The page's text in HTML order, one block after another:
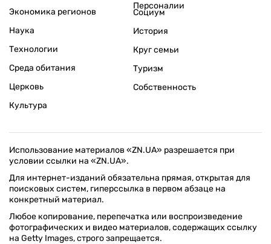
Экономика регионов
Персоналии
Наука
Технологии
Среда обитания
Церковь
Культура
Социум
История
Круг семьи
Туризм
Собственность
Использование материалов «ZN.UA» разрешается при
условии ссылки на «ZN.UA».
Для интернет-изданий обязательна прямая, открытая для
поисковых систем, гиперссылка в первом абзаце на
конкретный материал.
Любое копирование, перепечатка или воспроизведение
фотографических и видео материалов, содержащих ссылку
на Getty Images, строго запрещается.